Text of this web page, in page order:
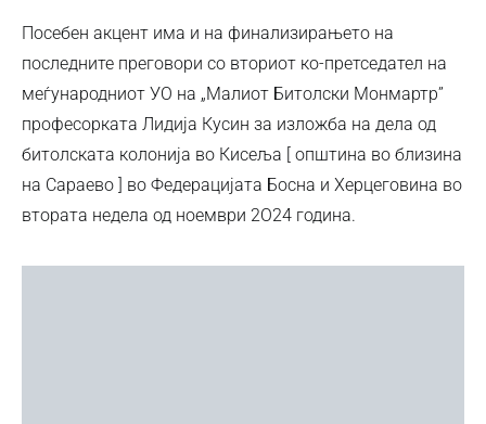
Посебен акцент има и на финализирањето на
последните преговори со вториот ко-претседател на
меѓународниот УО на „Малиот Битолски Монмартр”
професорката Лидија Кусин за изложба на дела од
битолската колонија во Кисеља [ општина во близина
на Сараево ] во Федерацијата Босна и Херцеговина во
втората недела од ноември 2О24 година.